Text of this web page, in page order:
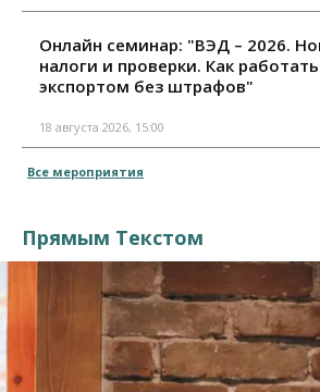
Онлайн семинар: "ВЭД – 2026.
налоги и проверки. Как
экспортом без штрафов"
18 августа 2026, 15:00
Все мероприятия
Прямым Текстом